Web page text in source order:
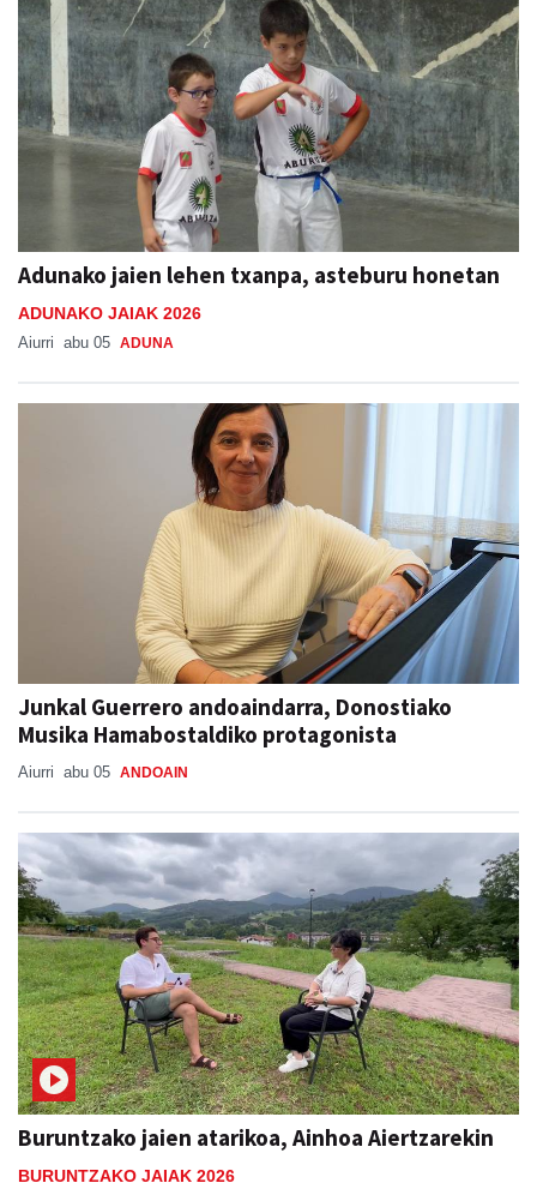
Adunako jaien lehen txanpa, asteburu honetan
ADUNAKO JAIAK 2026
Aiurri abu 05 ADUNA
Junkal Guerrero andoaindarra, Donostiako
Musika Hamabostaldiko protagonista
Aiurri abu 05 ANDOAIN
Buruntzako jaien atarikoa, Ainhoa Aiertzarekin
BURUNTZAKO JAIAK 2026